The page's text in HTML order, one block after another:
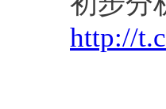
http://